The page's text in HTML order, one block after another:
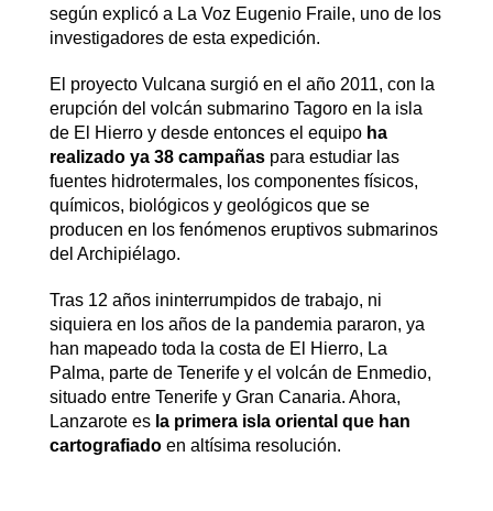
según explicó a La Voz Eugenio Fraile, uno de los
investigadores de esta expedición.
El proyecto Vulcana surgió en el año 2011, con la
erupción del volcán submarino Tagoro en la isla
de El Hierro y desde entonces el equipoha
realizado ya 38 campañas para estudiar las
fuentes hidrotermales, los componentes físicos,
químicos, biológicos y geológicos que se
producen en los fenómenos eruptivos submarinos
del Archipiélago.
Tras 12 años ininterrumpidos de trabajo, ni
siquiera en los años de la pandemia pararon, ya
han mapeado toda la costa de El Hierro, La
Palma, parte de Tenerife y el volcán de Enmedio,
situado entre Tenerife y Gran Canaria. Ahora,
Lanzarote es la primera isla oriental que han
cartografiadoen altísima resolución.